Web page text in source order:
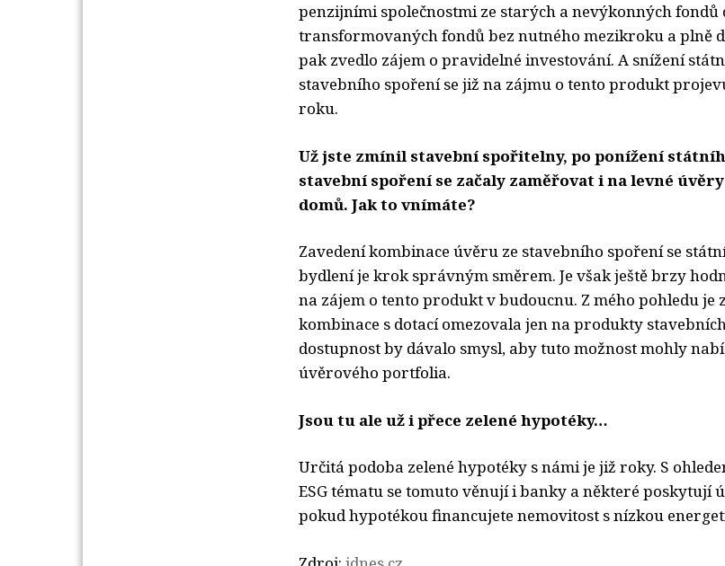
penzijními společnostmi ze starých a nevýkonných fondů
transformovaných fondů bez nutného mezikroku a plně
pak zvedlo zájem o pravidelné investování. A snížení
stavebního spoření se již na zájmu o tento produkt
roku.
Už jste zmínil stavební spořitelny, po ponížení
stavební spoření se začaly zaměřovat i na levné
domů. Jak to vnímáte?
Zavedení kombinace úvěru ze stavebního spoření se
bydlení je krok správným směrem. Je však ještě brzy
na zájem o tento produkt v budoucnu. Z mého pohledu je
kombinace s dotací omezovala jen na produkty
dostupnost by dávalo smysl, aby tuto možnost mohly
úvěrového portfolia.
Jsou tu ale už i přece zelené hypotéky…
Určitá podoba zelené hypotéky s námi je již roky. S
ESG tématu se tomuto věnují i banky a některé poskytují
pokud hypotékou financujete nemovitost s nízkou